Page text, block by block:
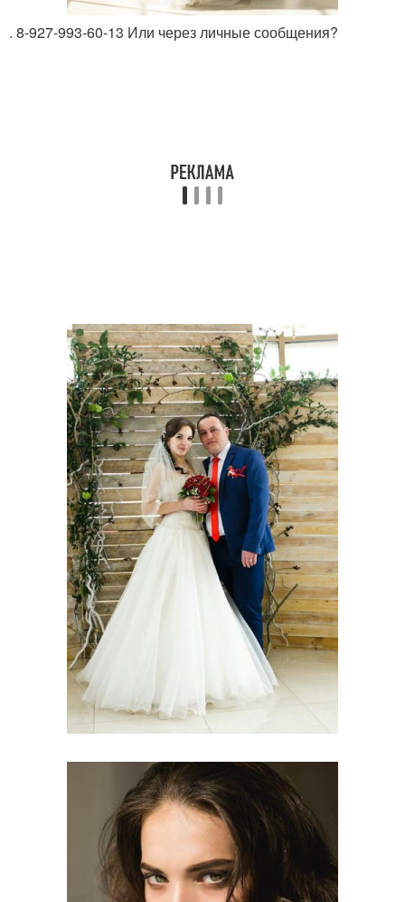
. 8-927-993-60-13 Или через личные сообщения?